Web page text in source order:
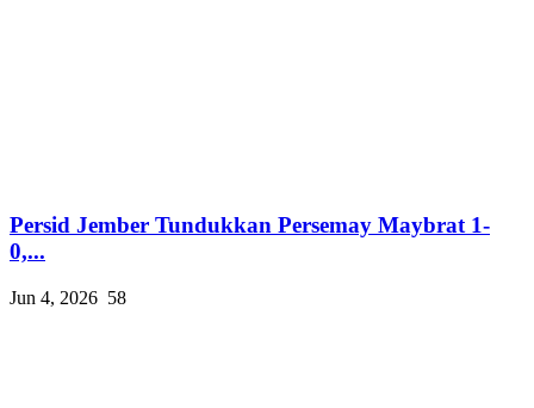
Persid Jember Tundukkan Persemay Maybrat 1-
0,...
Jun 4, 2026 58